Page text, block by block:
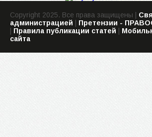
Copyright 2025. Все права защищены |
администрацией
Претензии -
Правила публикации статей
сайта